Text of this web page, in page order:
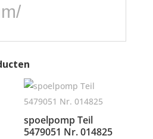
spoelpomp Teil
5479051 Nr. 014825